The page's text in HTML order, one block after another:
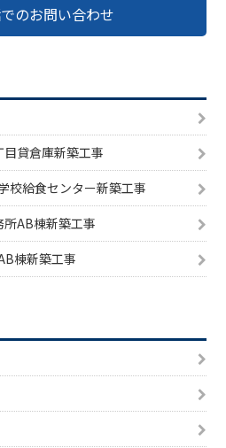
のお問い合わせ
目貸倉庫新築工事
校給食センター新築工事
所AB棟新築工事
棟新築工事